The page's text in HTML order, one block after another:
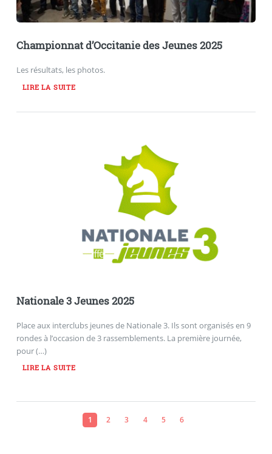
Championnat d’Occitanie des Jeunes 2025
Les résultats, les photos.
LIRE LA SUITE
Nationale 3 Jeunes 2025
Place aux interclubs jeunes de Nationale 3. Ils sont organisés en 9
rondes à l’occasion de 3 rassemblements. La première journée,
pour (…)
LIRE LA SUITE
1 2 3 4 5 6